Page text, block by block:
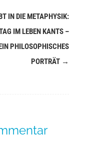
IN DIE METAPHYSIK:
IM LEBEN KANTS –
PHILOSOPHISCHES
PORTRÄT →